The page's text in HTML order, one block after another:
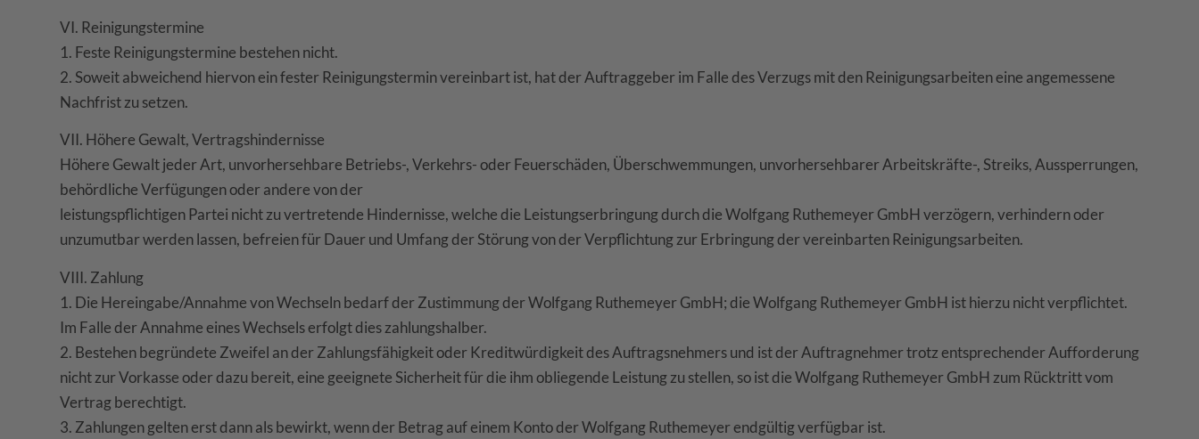
VI. Reinigungstermine
1. Feste Reinigungstermine bestehen nicht.
2. Soweit abweichend hiervon ein fester Reinigungstermin vereinbart ist, hat der Auftraggeber im Falle des Verzugs mit den Reinigungsarbeiten eine angemessene
Nachfrist zu setzen.
VII. Höhere Gewalt, Vertragshindernisse
Höhere Gewalt jeder Art, unvorhersehbare Betriebs-, Verkehrs- oder Feuerschäden, Überschwemmungen, unvorhersehbarer Arbeitskräfte-, Streiks, Aussperrungen,
behördliche Verfügungen oder andere von der
leistungspflichtigen Partei nicht zu vertretende Hindernisse, welche die Leistungserbringung durch die Wolfgang Ruthemeyer GmbH verzögern, verhindern oder
unzumutbar werden lassen, befreien für Dauer und Umfang der Störung von der Verpflichtung zur Erbringung der vereinbarten Reinigungsarbeiten.
VIII. Zahlung
1. Die Hereingabe/Annahme von Wechseln bedarf der Zustimmung der Wolfgang Ruthemeyer GmbH; die Wolfgang Ruthemeyer GmbH ist hierzu nicht verpflichtet.
Im Falle der Annahme eines Wechsels erfolgt dies zahlungshalber.
2. Bestehen begründete Zweifel an der Zahlungsfähigkeit oder Kreditwürdigkeit des Auftragsnehmers und ist der Auftragnehmer trotz entsprechender Aufforderung
nicht zur Vorkasse oder dazu bereit, eine geeignete Sicherheit für die ihm obliegende Leistung zu stellen, so ist die Wolfgang Ruthemeyer GmbH zum Rücktritt vom
Vertrag berechtigt.
3. Zahlungen gelten erst dann als bewirkt, wenn der Betrag auf einem Konto der Wolfgang Ruthemeyer endgültig verfügbar ist.